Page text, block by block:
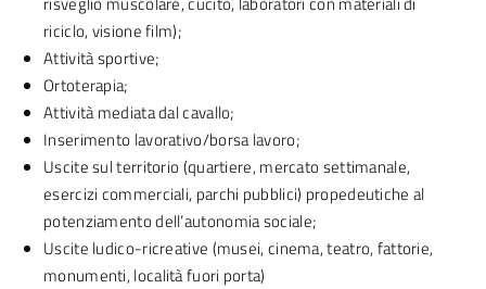
riciclo, visione film);
Attività sportive;
Ortoterapia;
Attività mediata dal cavallo;
Inserimento lavorativo/borsa lavoro;
Uscite sul territorio (quartiere, mercato settimanale,
esercizi commerciali, parchi pubblici) propedeutiche al
potenziamento dell’autonomia sociale;
Uscite ludico-ricreative (musei, cinema, teatro, fattorie,
monumenti, località fuori porta)